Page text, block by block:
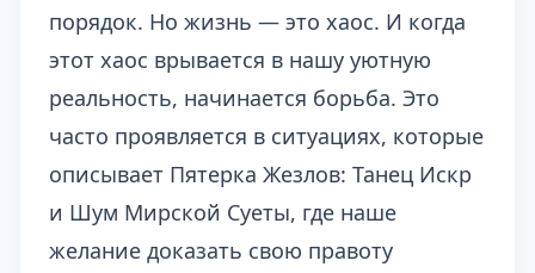
порядок. Но жизнь — это хаос. И когда
этот хаос врывается в нашу уютную
реальность, начинается борьба. Это
часто проявляется в ситуациях, которые
описывает Пятерка Жезлов: Танец Искр
и Шум Мирской Суеты, где наше
желание доказать свою правоту